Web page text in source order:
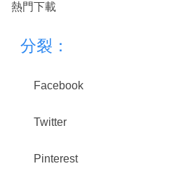
熱門下載
分裂：
Facebook
Twitter
Pinterest